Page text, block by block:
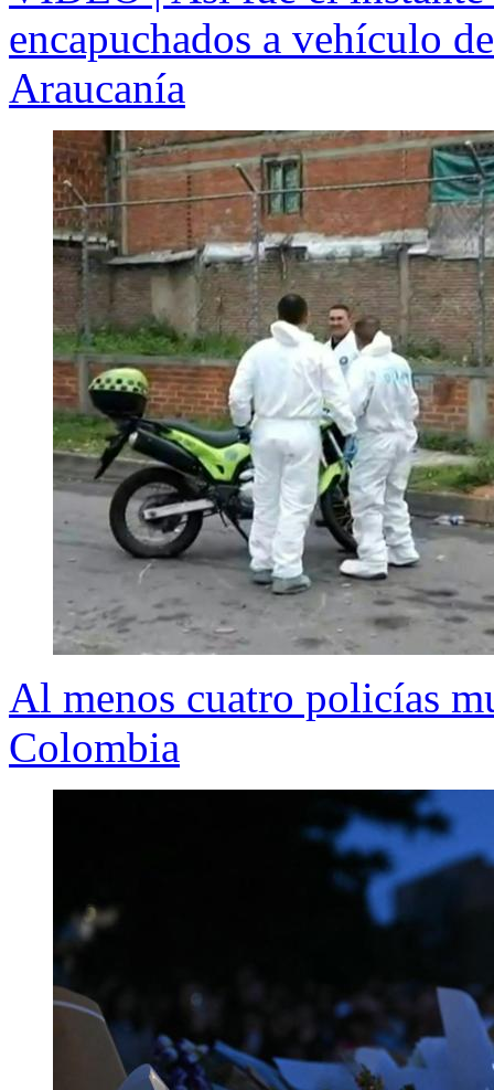
encapuchados a vehículo
Araucanía
Al menos cuatro policías
Colombia